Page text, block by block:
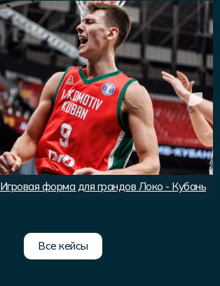
Игровая форма для грандов Локо - Кубань
Все кейсы